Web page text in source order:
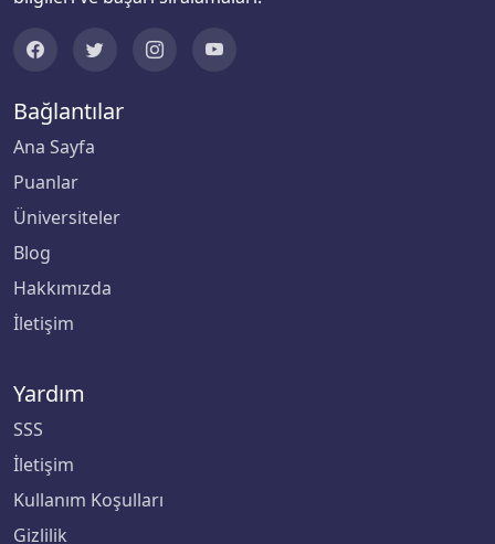
Bağlantılar
Ana Sayfa
Puanlar
Üniversiteler
Blog
Hakkımızda
İletişim
Yardım
SSS
İletişim
Kullanım Koşulları
Gizlilik